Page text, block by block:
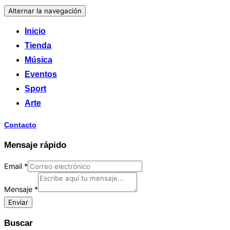
Alternar la navegación
Inicio
Tienda
Música
Eventos
Sport
Arte
Contacto
Mensaje rápido
Email *
Mensaje *
Enviar
Buscar